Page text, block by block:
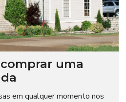
uma
em qualquer momento nos